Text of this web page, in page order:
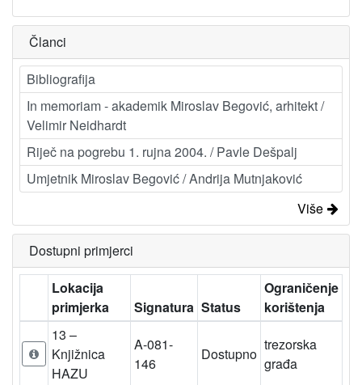
Članci
Bibliografija
In memoriam - akademik Miroslav Begović, arhitekt /
Velimir Neidhardt
Riječ na pogrebu 1. rujna 2004. / Pavle Dešpalj
Umjetnik Miroslav Begović / Andrija Mutnjaković
Više
Dostupni primjerci
Lokacija
primjerka
Signatura Status
Ograničenje
korištenja
13 –
Knjižnica
HAZU
A-081-
146
Dostupno
trezorska
građa